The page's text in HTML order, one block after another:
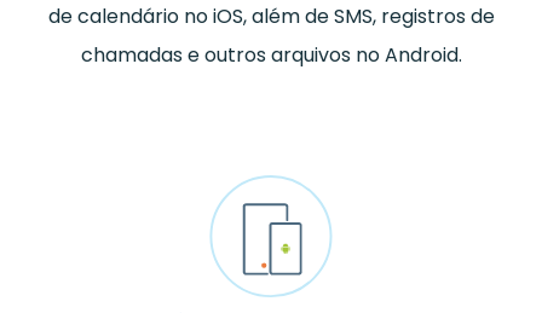
de calendário no iOS, além de SMS, registros de
chamadas e outros arquivos no Android.